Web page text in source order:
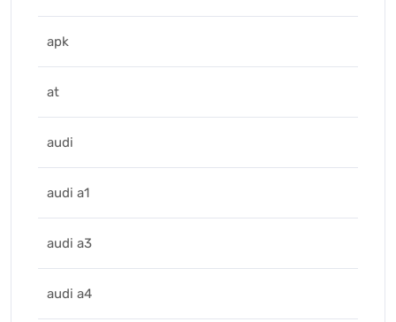
apk
at
audi
audi a1
audi a3
audi a4